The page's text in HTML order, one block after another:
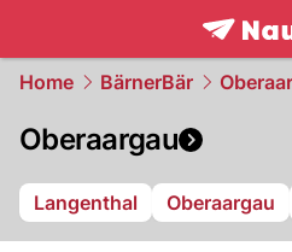
Home BärnerBär
Oberaargau
Langenthal Oberaargau